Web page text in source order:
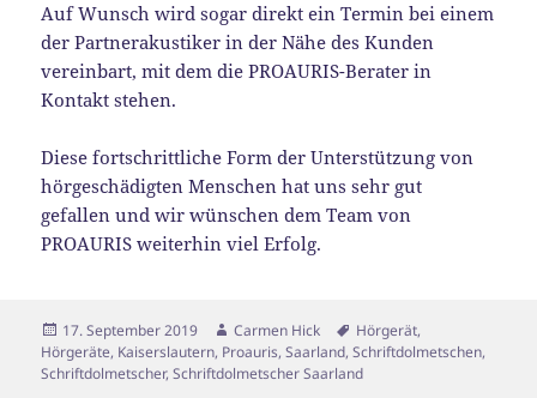
Auf Wunsch wird sogar direkt ein Termin bei einem
der Partnerakustiker in der Nähe des Kunden
vereinbart, mit dem die PROAURIS-Berater in
Kontakt stehen.
Diese fortschrittliche Form der Unterstützung von
hörgeschädigten Menschen hat uns sehr gut
gefallen und wir wünschen dem Team von
PROAURIS weiterhin viel Erfolg.
Veröffentlicht
am
17. September 2019 Autor
Carmen Hick Schlagwörter
Hörgerät,
Hörgeräte, Kaiserslautern, Proauris,Saarland,Schriftdolmetschen,
Schriftdolmetscher,Schriftdolmetscher Saarland